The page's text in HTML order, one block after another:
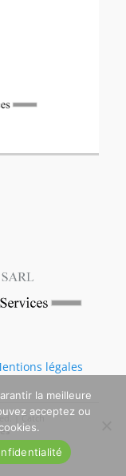
légales
| Catch
la meilleure
acceptez ou